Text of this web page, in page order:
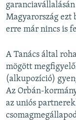
Magyarország ezt
erre már nincs is
A Tanács által
mögött
(alkupozíció)
Az Orbán-
az uniós